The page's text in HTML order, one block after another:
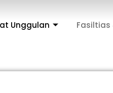
Unggulan Fasiltias